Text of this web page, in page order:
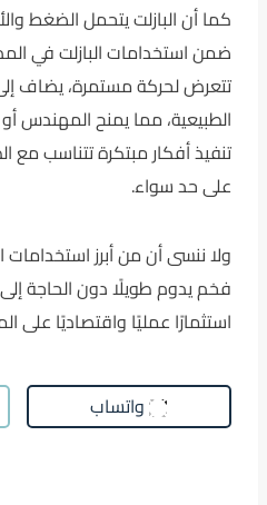
كما أن البازلت يتحمل الضغط
ضمن استخدامات البازلت في
تتعرض لحركة مستمرة، يضاف
الطبيعية، مما يمنح المهندس
تنفيذ أفكار مبتكرة تتناسب مع
على حد سواء.
ولا ننسى أن من أبرز
فخم يدوم طويلًا دون الحاجة
استثمارًا عمليًا واقتصاديًا على
واتساب